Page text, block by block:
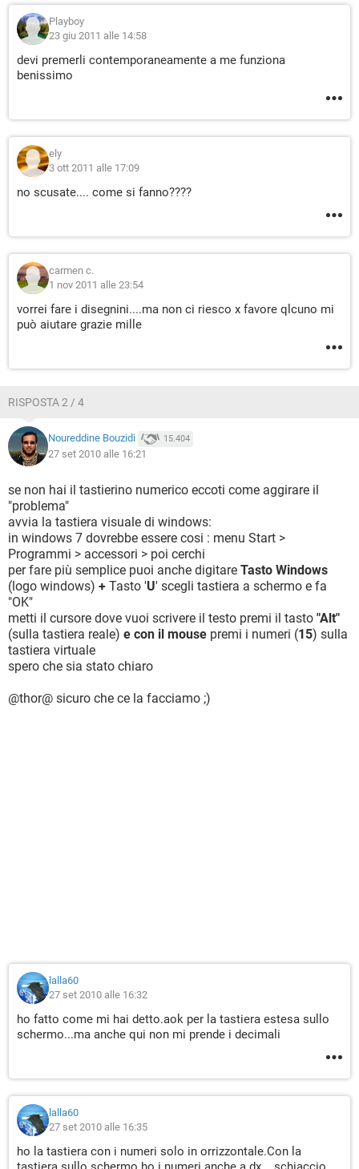
Playboy
23 giu 2011 alle 14:58
devi premerli contemporaneamente a me funziona
benissimo
ely
3 ott 2011 alle 17:09
no scusate.... come si fanno????
carmen c.
1 nov 2011 alle 23:54
vorrei fare i disegnini....ma non ci riesco x favore qlcuno mi
può aiutare grazie mille
RISPOSTA 2 / 4
Noureddine Bouzidi 15.404
27 set 2010 alle 16:21
se non hai il tastierino numerico eccoti come aggirare il
"problema"
avvia la tastiera visuale di windows:
in windows 7 dovrebbe essere cosi : menu Start >
Programmi > accessori > poi cerchi
per fare più semplice puoi anche digitare Tasto Windows
(logo windows) + Tasto 'U' scegli tastiera a schermo e fa
"OK"
metti il cursore dove vuoi scrivere il testo premi il tasto "Alt"
(sulla tastiera reale) e con il mouse premi i numeri (15) sulla
tastiera virtuale
spero che sia stato chiaro
@thor@ sicuro che ce la facciamo ;)
lalla60
27 set 2010 alle 16:32
ho fatto come mi hai detto.aok per la tastiera estesa sullo
schermo...ma anche qui non mi prende i decimali
lalla60
27 set 2010 alle 16:35
ho la tastiera con i numeri solo in orrizzontale.Con la